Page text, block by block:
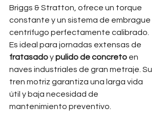
Briggs & Stratton, ofrece un torque
constante y un sistema de embrague
centrífugo perfectamente calibrado.
Es ideal para jornadas extensas de
fratasado y pulido de concreto en
naves industriales de gran metraje. Su
tren motriz garantiza una larga vida
útil y baja necesidad de
mantenimiento preventivo.